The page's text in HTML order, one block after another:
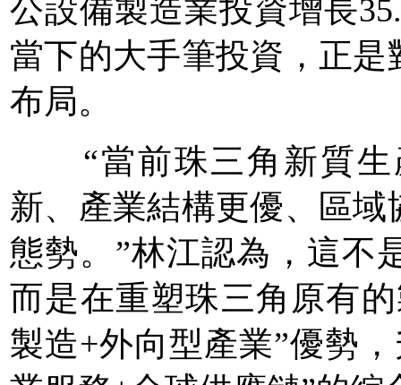
公設備製造業投資增長
當下的大手筆投資，正
布局。
“當前珠三角新質生
新、產業結構更優、區
態勢。”林江認為，這不
而是在重塑珠三角原有
製造+外向型產業”優勢